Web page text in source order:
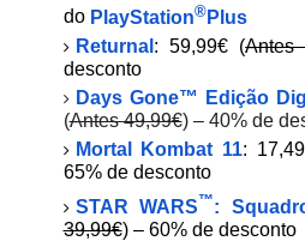
do PlayStation®Plus
Returnal : 59,99€ (Antes
desconto
Days Gone™ Edição
(Antes 49,99€) – 40% de
Mortal Kombat 11:
65% de desconto
STAR WARS™:
39,99€) – 60% de desconto